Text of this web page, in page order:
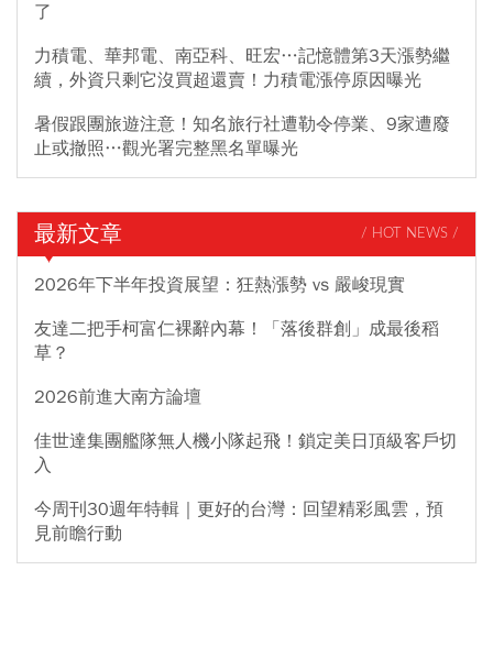
了
力積電、華邦電、南亞科、旺宏…記憶體第3天漲勢繼
續，外資只剩它沒買超還賣！力積電漲停原因曝光
暑假跟團旅遊注意！知名旅行社遭勒令停業、9家遭廢
止或撤照…觀光署完整黑名單曝光
最新文章 / HOT NEWS /
2026年下半年投資展望：狂熱漲勢 vs 嚴峻現實
友達二把手柯富仁裸辭內幕！「落後群創」成最後稻
草？
2026前進大南方論壇
佳世達集團艦隊無人機小隊起飛！鎖定美日頂級客戶切
入
今周刊30週年特輯｜更好的台灣：回望精彩風雲，預
見前瞻行動